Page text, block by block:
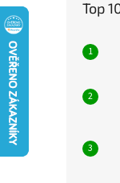
Top